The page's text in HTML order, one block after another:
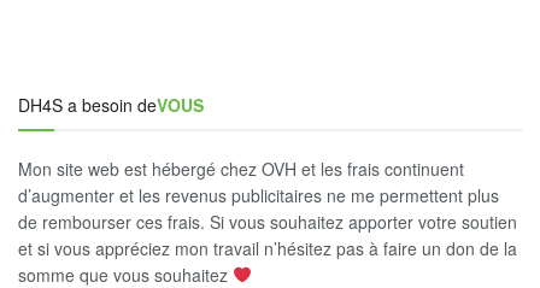
DH4S a besoin deVOUS
Mon site web est hébergé chez OVH et les frais continuent
d’augmenter et les revenus publicitaires ne me permettent plus
de rembourser ces frais. Si vous souhaitez apporter votre soutien
et si vous appréciez mon travail n’hésitez pas à faire un don de la
somme que vous souhaitez